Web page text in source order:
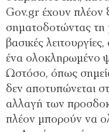
Gov.gr έχουν πλέον
σηματοδοτώντας τη
βασικές
ένα ολοκληρωμένο
Ωστόσο, όπως
δεν αποτυπώνεται
αλλαγή των
πλέον μπορούν να